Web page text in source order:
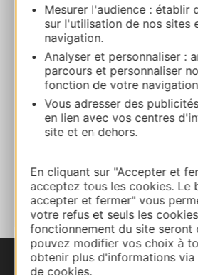
Mesurer l'audience : établir
sur l'utilisation de nos sites
navigation.
Analyser et personnaliser :
parcours et personnaliser
fonction de votre
Vous adresser des
en lien avec vos centres
site et en dehors.
En cliquant sur "Accepter et
acceptez tous les cookies. Le
accepter et fermer" vous
votre refus et seuls les
fonctionnement du site seront
pouvez modifier vos choix à
obtenir plus d'informations
de cookies.
E-mail
Sito web
Facebook
AGGIUNGI
AL TACCUINO